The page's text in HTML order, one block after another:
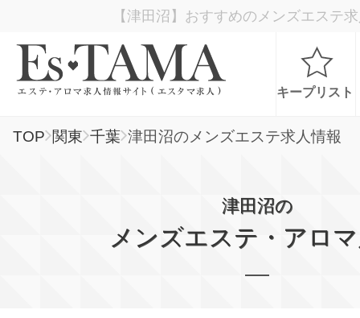
【津田沼】おすすめのメンズエステ
キープリスト
お仕事検索
TOP 関東 千葉 津田沼のメンズエステ求人情報
津田沼の
メンズエステ・アロ